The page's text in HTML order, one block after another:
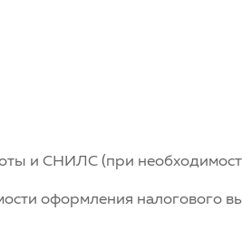
и СНИЛС (при
оформления налогового